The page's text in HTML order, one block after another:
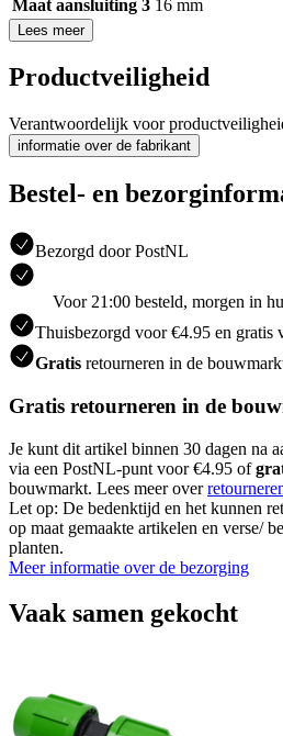
Maat aansluiting 3 16 mm
Lees meer
Productveiligheid
Verantwoordelijk voor
informatie over de fabrikant
Bestel- en
Bezorgd door PostNL
Voor 21:00 besteld, morgen in
Thuisbezorgd voor €4.95 en gratis
Gratis retourneren in de
Gratis retourneren in de
Je kunt dit artikel binnen 30 dagen na
via een PostNL-punt voor €4.95 of
bouwmarkt. Lees meer over
Let op: De bedenktijd en het kunnen
op maat gemaakte artikelen en verse/
planten.
Meer informatie over de bezorging
Vaak samen gekocht